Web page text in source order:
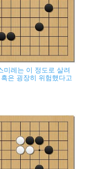
미레는 이 정도로 살려
은 굉장히 위험했다고